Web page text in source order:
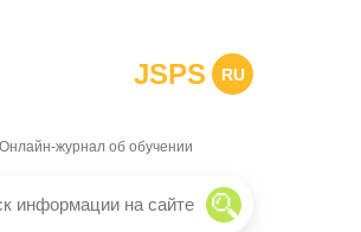
JSPS RU
Онлайн-журнал об обучении